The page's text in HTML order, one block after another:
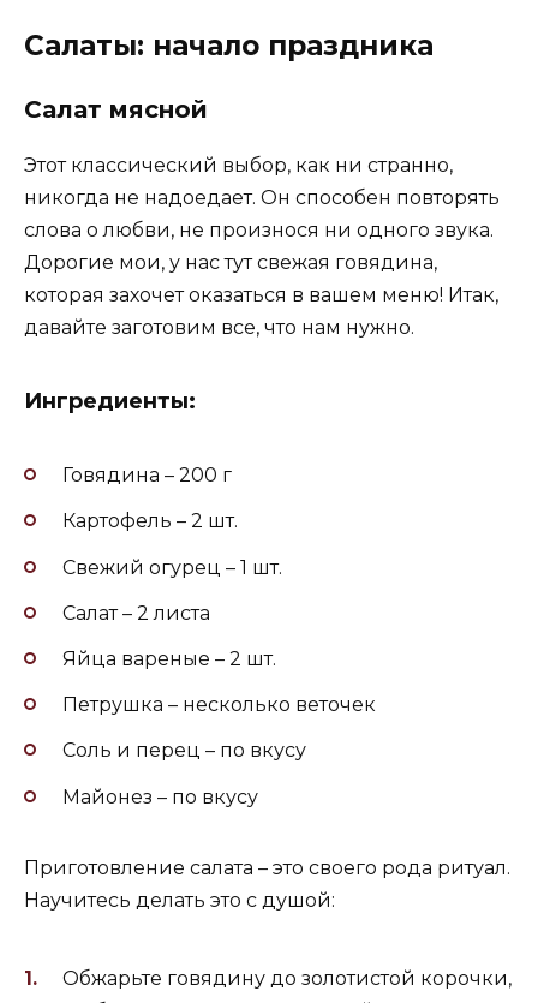
Салаты: начало праздника
Салат мясной
Этот классический выбор, как ни странно,
никогда не надоедает. Он способен повторять
слова о любви, не произнося ни одного звука.
Дорогие мои, у нас тут свежая говядина,
которая захочет оказаться в вашем меню! Итак,
давайте заготовим все, что нам нужно.
Ингредиенты:
Говядина – 200 г
Картофель – 2 шт.
Свежий огурец – 1 шт.
Салат – 2 листа
Яйца вареные – 2 шт.
Петрушка – несколько веточек
Соль и перец – по вкусу
Майонез – по вкусу
Приготовление салата – это своего рода ритуал.
Научитесь делать это с душой:
Обжарьте говядину до золотистой корочки,